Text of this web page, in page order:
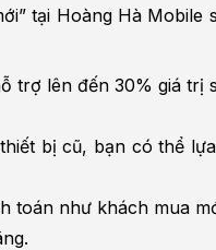
tại Hoàng Hà Mobile
trợ lên đến 30% giá trị
bị cũ, bạn có thể
như khách mua